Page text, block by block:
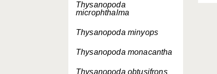
Thysanopoda
microphthalma
Thysanopoda minyops
Thysanopoda monacantha
Thysanopoda obtusifrons